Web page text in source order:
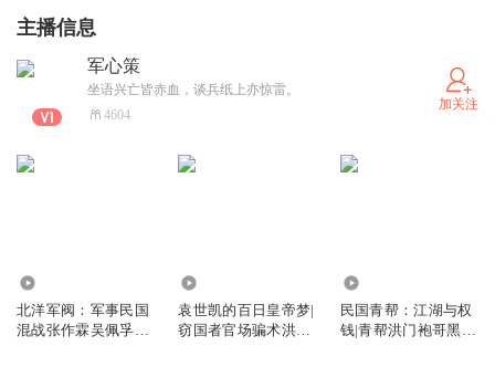
主播信息
军心策
坐语兴亡皆赤血，谈兵纸上亦惊雷。
4604
加关注
北洋军阀：军事民国
混战张作霖吴佩孚冯
袁世凯的百日皇帝梦|
窃国者官场骗术洪宪
民国青帮：江湖与权
钱|青帮洪门袍哥黑帮